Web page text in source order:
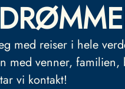
med reiser i hele
med venner,
vi kontakt!